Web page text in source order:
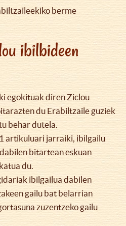
berme
ibilbideen
egokituak diren Ziclou
du Erabiltzaile guziek
behar dutela.
artikuluari jarraiki, ibilgailu
bitartean eskuan
du.
ibilgailua dabilen
gailu bat belarrian
zuzentzeko gailu